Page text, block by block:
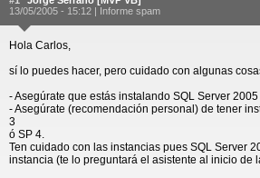
13/05/2005 - 15:12 | Informe spam
Hola Carlos,
sí lo puedes hacer, pero cuidado con algunas
- Asegúrate que estás instalando SQL Server
- Asegúrate (recomendación personal) de tener
3
ó SP 4.
Ten cuidado con las instancias pues SQL Server
instancia (te lo preguntará el asistente al inicio de